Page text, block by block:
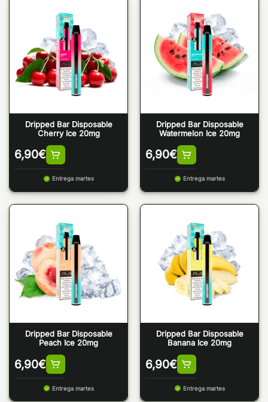
Dripped Bar Disposable
Cherry Ice 20mg
6,90€
Entrega martes
Dripped Bar Disposable
Watermelon Ice 20mg
6,90€
Entrega martes
Dripped Bar Disposable
Peach Ice 20mg
6,90€
Entrega martes
Dripped Bar Disposable
Banana Ice 20mg
6,90€
Entrega martes